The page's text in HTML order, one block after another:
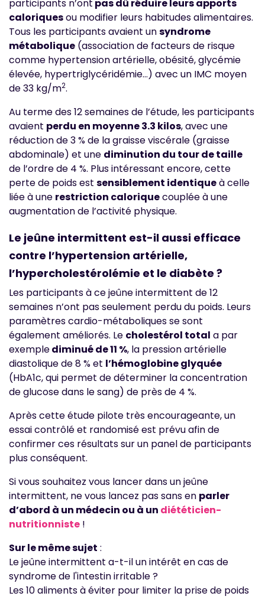
participants n’ont pas dû réduire leurs apports
caloriquesou modifier leurs habitudes alimentaires.
Tous les participants avaient unsyndrome
métabolique (association de facteurs de risque
comme hypertension artérielle, obésité, glycémie
élevée, hypertriglycéridémie…) avec un IMC moyen
de 33 kg/m2.
Au terme des 12 semaines de l’étude, les participants
avaient perdu en moyenne 3.3 kilos, avec une
réduction de 3 % de la graisse viscérale (graisse
abdominale) et une diminution du tour de taille
de l’ordre de 4 %. Plus intéressant encore, cette
perte de poids est sensiblement identiqueà celle
liée à une restriction caloriquecouplée à une
augmentation de l’activité physique.
Le jeûne intermittent est-il aussi efficace
contre l’hypertension artérielle,
l’hypercholestérolémie et le diabète ?
Les participants à ce jeûne intermittent de 12
semaines n’ont pas seulement perdu du poids. Leurs
paramètres cardio-métaboliques se sont
également améliorés. Le cholestérol total a par
exemplediminué de 11 %, la pression artérielle
diastolique de 8 % et l’hémoglobine glyquée
(HbA1c, qui permet de déterminer la concentration
de glucose dans le sang) de près de 4 %.
Après cette étude pilote très encourageante, un
essai contrôlé et randomisé est prévu afin de
confirmer ces résultats sur un panel de participants
plus conséquent.
Si vous souhaitez vous lancer dans un jeûne
intermittent, ne vous lancez pas sans en parler
d’abord à un médecin ou à un diététicien-
nutritionniste !
Sur le même sujet :
Le jeûne intermittent a-t-il un intérêt en cas de
syndrome de l'intestin irritable ?
Les 10 aliments à éviter pour limiter la prise de poids